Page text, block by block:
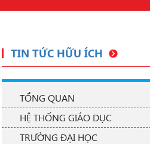
TIN TỨC HỮU ÍCH
TỔNG QUAN
HỆ THỐNG GIÁO DỤC
TRƯỜNG ĐẠI HỌC